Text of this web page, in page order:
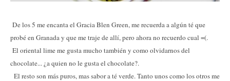
De los 5 me encanta el Gracia Blen Green, me recuerda a algún té que
probé en Granada y que me traje de allí, pero ahora no recuerdo cual =(.
El oriental lime me gusta mucho también y como olvidarnos del
chocolate... ¿a quien no le gusta el chocolate?.
El resto son más puros, mas sabor a té verde. Tanto unos como los otros me